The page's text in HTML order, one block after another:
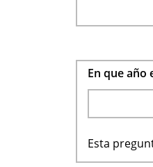
En que año
Esta